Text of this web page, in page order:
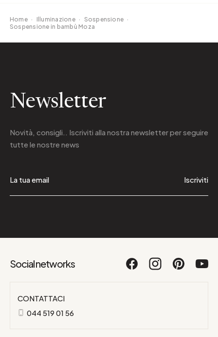
Home · Illuminazione · Sospensione ·
Sospensione in bambù Moza
Newsletter
Novità, consigli.. Iscriviti alla nostra newsletterper seguire
tutte le nostre news
Iscriviti
Social networks
CONTATTACI
044 519 01 56